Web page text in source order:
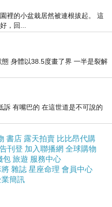
裡的小盆栽居然被連根拔起。 這
，回...
身體以38.5度畫了界 一半是裂解
訴 有嘴巴的 在這世道是不可說的
書店 露天拍賣 比比昂代購
刊登 加入聯播網 全球購物
包 旅遊 服務中心
將 雜誌 星座命理 會員中心
業簡訊